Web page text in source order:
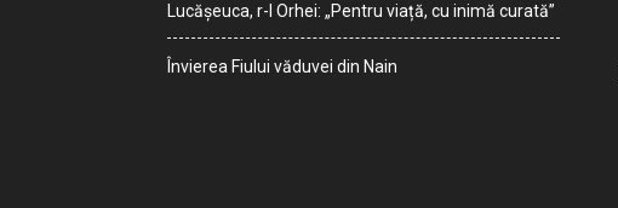
Lucășeuca, r-l Orhei: „Pentru viață, cu inimă curată”
Învierea Fiului văduvei din Nain